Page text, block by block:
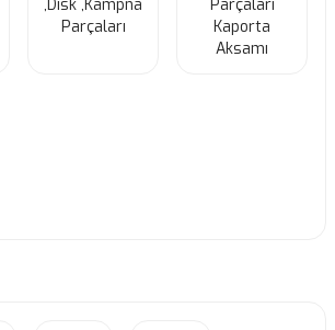
,Disk ,Kampna
Parçaları
Parçaları
Kaporta
Aksamı